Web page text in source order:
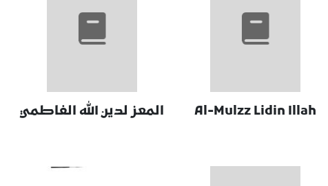
Al-Mulzz Lidin Illah المعز لدين الله الفاطمي